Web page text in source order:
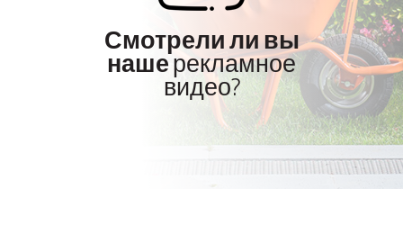
Смотрели ли вы
нашерекламное
видео?